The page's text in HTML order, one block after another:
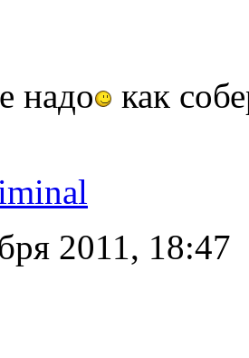
надо
как
2011, 18:47